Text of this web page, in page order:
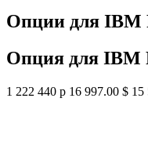
Опции для IBM
Опция для IBM
1 222 440 р 16 997.00 $ 15